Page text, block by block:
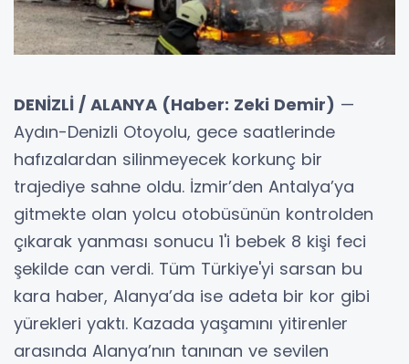
DENİZLİ / ALANYA (Haber: Zeki Demir) —
Aydın-Denizli Otoyolu, gece saatlerinde
hafızalardan silinmeyecek korkunç bir
trajediye sahne oldu. İzmir’den Antalya’ya
gitmekte olan yolcu otobüsünün kontrolden
çıkarak yanması sonucu 1'i bebek 8 kişi feci
şekilde can verdi. Tüm Türkiye'yi sarsan bu
kara haber, Alanya’da ise adeta bir kor gibi
yürekleri yaktı. Kazada yaşamını yitirenler
arasında Alanya’nın tanınan ve sevilen